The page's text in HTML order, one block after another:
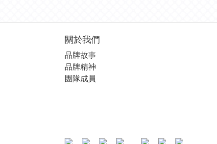
關於我們
品牌故事
品牌精神
團隊成員